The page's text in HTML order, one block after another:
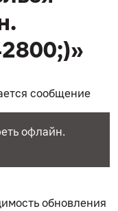
сообщение
офлайн.
обновления